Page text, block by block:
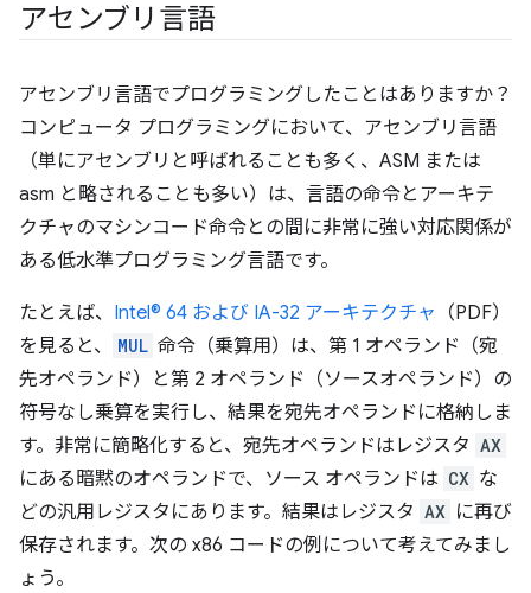
アセンブリ言語
アセンブリ言語でプログラミングしたことはありますか？
コンピュータ プログラミングにおいて、アセンブリ言語
（単にアセンブリと呼ばれることも多く、ASM または
asm と略されることも多い）は、言語の命令とアーキテ
クチャのマシンコード命令との間に非常に強い対応関係が
ある低水準プログラミング言語です。
たとえば、 Intel® 64 および IA-32 アーキテクチャ （PDF）
を見ると、
MUL 命令（乗算用）は、第 1 オペランド（宛
先オペランド）と第 2 オペランド（ソースオペランド）の
符号なし乗算を実行し、結果を宛先オペランドに格納しま
す。 非常に簡略化すると、宛先オペランドはレジスタ AX
にある暗黙のオペランドで、ソース オペランドは CX な
どの汎用レジスタにあります。結果はレジスタ AX に再び
保存されます。次の x86 コードの例について考えてみまし
ょう。